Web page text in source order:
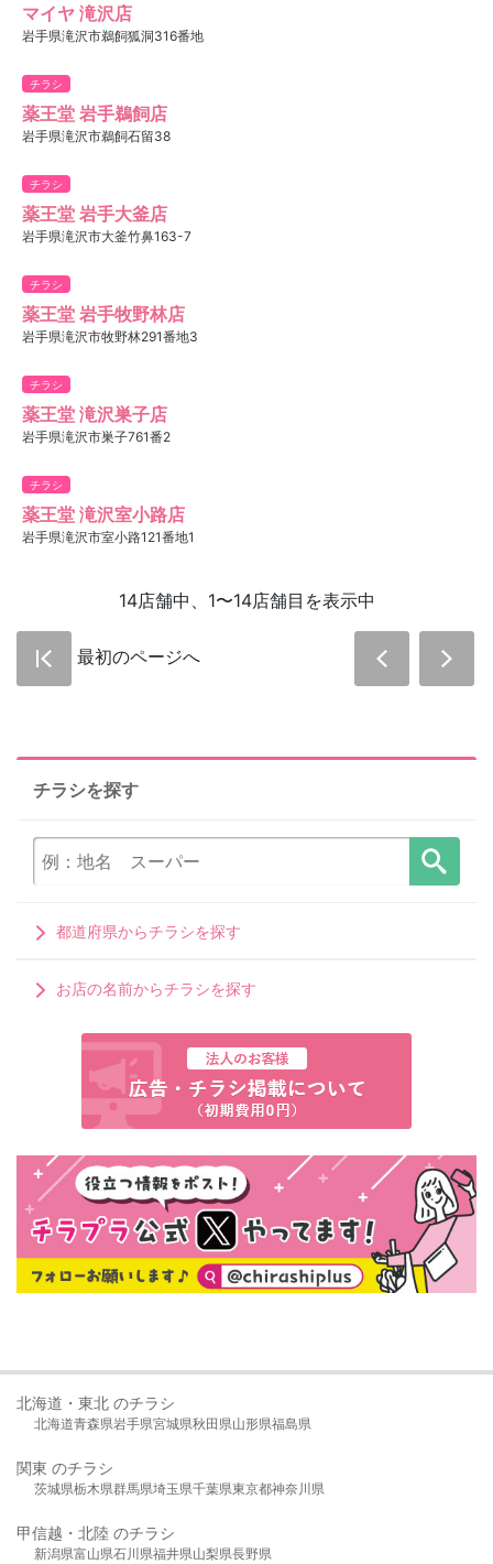
マイヤ 滝沢店
岩手県滝沢市鵜飼狐洞316番地
チラシ
薬王堂 岩手鵜飼店
岩手県滝沢市鵜飼石留38
チラシ
薬王堂 岩手大釜店
岩手県滝沢市大釜竹鼻163-7
チラシ
薬王堂 岩手牧野林店
岩手県滝沢市牧野林291番地3
チラシ
薬王堂 滝沢巣子店
岩手県滝沢市巣子761番2
チラシ
薬王堂 滝沢室小路店
岩手県滝沢市室小路121番地1
14店舗中、1〜14店舗目を表示中
最初のページへ
チラシを探す
都道府県からチラシを探す
お店の名前からチラシを探す
北海道・東北 のチラシ
北海道青森県岩手県宮城県秋田県山形県福島県
関東 のチラシ
茨城県栃木県群馬県埼玉県千葉県東京都神奈川県
甲信越・北陸 のチラシ
新潟県富山県石川県福井県山梨県長野県